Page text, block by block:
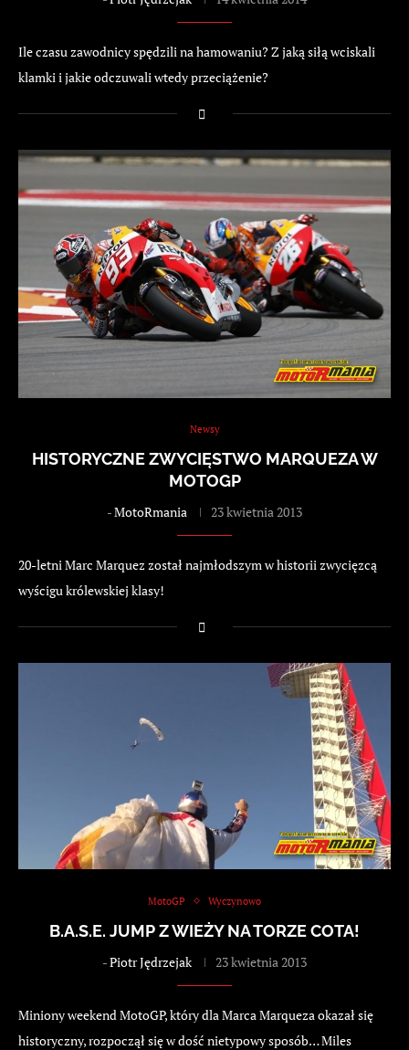
Ile czasu zawodnicy spędzili na hamowaniu? Z jaką siłą wciskali
klamki i jakie odczuwali wtedy przeciążenie?
Newsy
HISTORYCZNE ZWYCIĘSTWO MARQUEZA W
MOTOGP
-MotoRmania 23 kwietnia 2013
20-letni Marc Marquez został najmłodszym w historii zwycięzcą
wyścigu królewskiej klasy!
MotoGP Wyczynowo
B.A.S.E. JUMP Z WIEŻY NA TORZE COTA!
-Piotr Jędrzejak 23 kwietnia 2013
Miniony weekend MotoGP, który dla Marca Marqueza okazał się
historyczny, rozpoczął się w dość nietypowy sposób… Miles